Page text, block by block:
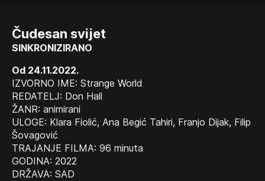
Čudesan svijet
SINKRONIZIRANO
Od 24.11.2022.
IZVORNO IME: Strange World
REDATELJ: Don Hall
ŽANR: animirani
ULOGE: Klara Fiolić, Ana Begić Tahiri, Franjo Dijak, Filip
Šovagović
TRAJANJE FILMA: 96 minuta
GODINA: 2022
DRŽAVA: SAD